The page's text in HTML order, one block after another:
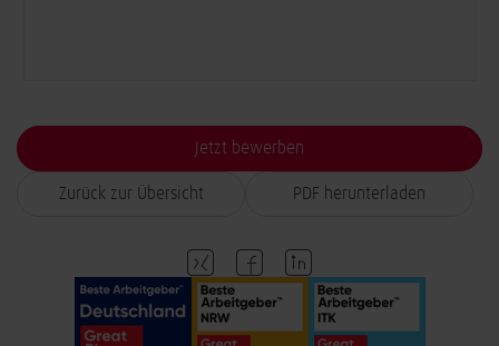
Jetzt bewerben
Zurück zur Übersicht PDF herunterladen